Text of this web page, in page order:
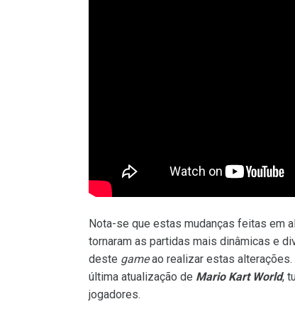
Nota-se que estas mudanças feitas em
tornaram as partidas mais dinâmicas e
deste gameao realizar estas
última atualização de Mario Kart World,
jogadores.